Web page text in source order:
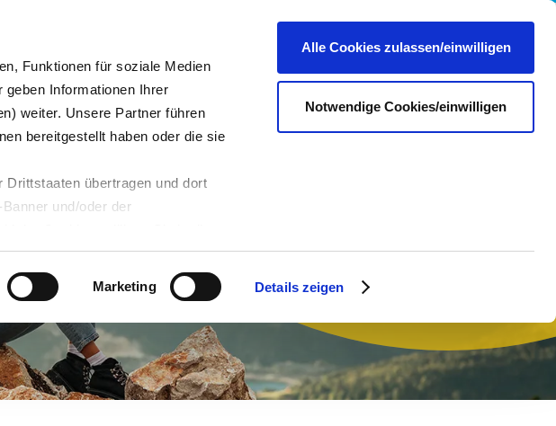
Funktionen für soziale Medien
Informationen Ihrer
weiter. Unsere Partner führen
bereitgestellt haben oder die sie
Drittstaaten übertragen und dort
und/oder der
werden Bilder und andere Daten
Server übertragen. Über den
Wir speichern Ihre
widerrufen. Näheres dazu
Marketing Details zeigen
Alle Cookies zulassen/einwilligen
Notwendige Cookies/einwilligen
Portale & Shops